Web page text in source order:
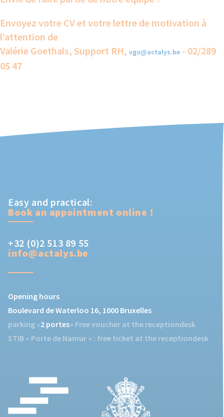
Envoyez votre CV et votre lettre de motivation à
l’attention de
Valérie Goethals, Support RH, vgo@actalys.be - 02/289
05 47
Easy and practical:
Book an appointment online !
+32 (0)2 513 89 55
info@actalys.be
Opening hours
Boulevard de Waterloo 16, 1000 Bruxelles
parking «2 portes» Free voucher at the receptiondesk
STIB « Porte de Namur » : free ticket at the receptiondesk